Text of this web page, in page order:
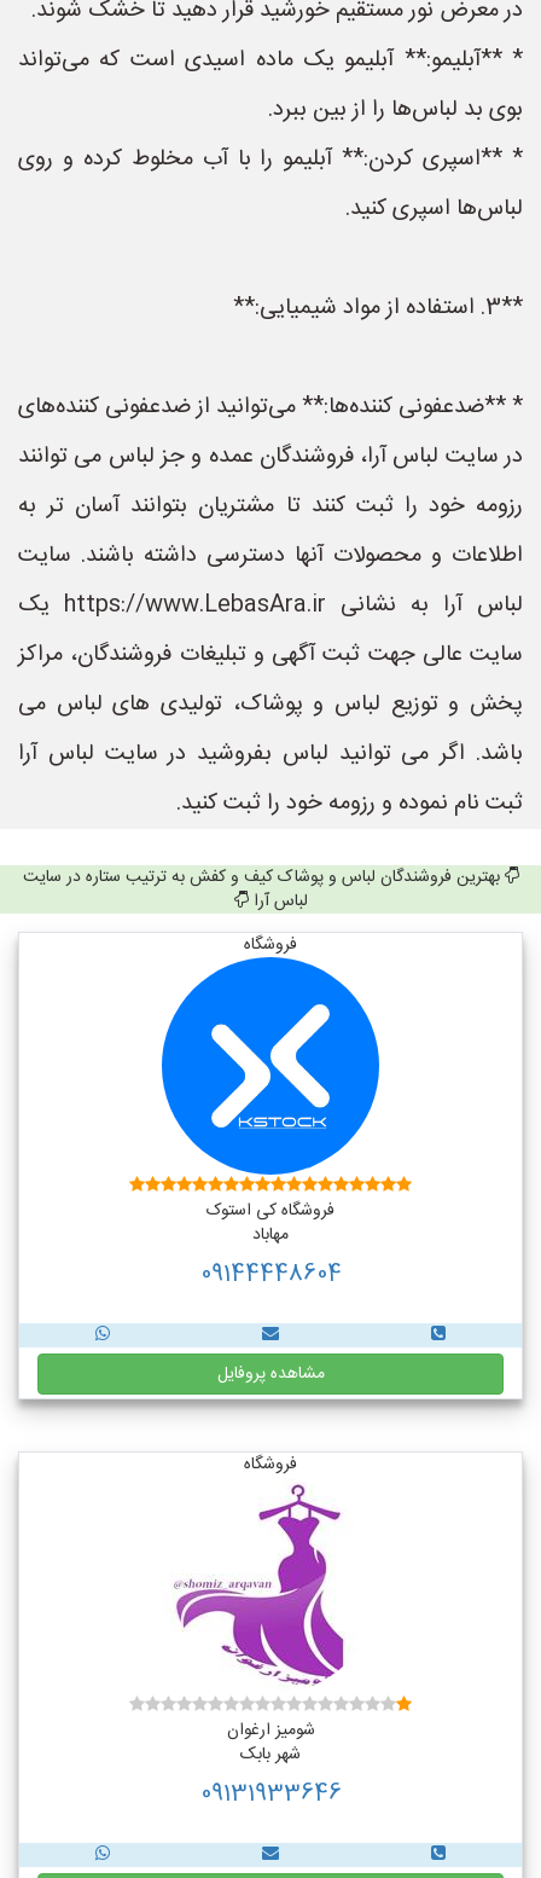
در معرض نور مستقیم خورشید قرار دهید تا خشک شوند.
* **آبلیمو:** آبلیمو یک ماده اسیدی است که می‌تواند
بوی بد لباس‌ها را از بین ببرد.
* **اسپری کردن:** آبلیمو را با آب مخلوط کرده و روی
لباس‌ها اسپری کنید.
**3. استفاده از مواد شیمیایی:**
* **ضدعفونی کننده‌ها:** می‌توانید از ضدعفونی کننده‌های
در سایت لباس آرا، فروشندگان عمده و جز لباس می توانند
رزومه خود را ثبت کنند تا مشتریان بتوانند آسان تر به
اطلاعات و محصولات آنها دسترسی داشته باشند. سایت
لباس آرا به نشانی https://www.LebasAra.ir یک
سایت عالی جهت ثبت آگهی و تبلیغات فروشندگان، مراکز
پخش و توزیع لباس و پوشاک، تولیدی های لباس می
باشد. اگر می توانید لباس بفروشید در سایت لباس آرا
ثبت نام نموده و رزومه خود را ثبت کنید.
بهترین فروشندگان لباس و پوشاک کیف و کفش به ترتیب ستاره در سایت
لباس آرا
فروشگاه
فروشگاه کی استوک
مهاباد
09144448604
مشاهده پروفایل
فروشگاه
شومیز ارغوان
شهر بابک
09131933646